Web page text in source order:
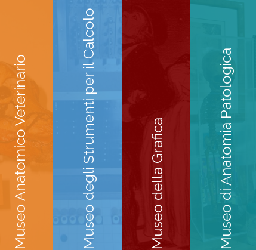
Museo Anatomico Veterinario Museo degli Strumenti per il Calcolo Museo della Grafica Museo di Anatomia Patologica